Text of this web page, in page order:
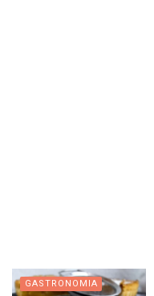
GASTRONOMIA